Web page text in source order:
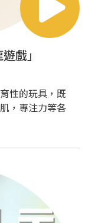
戲」
性的玩具，既
，專注力等各